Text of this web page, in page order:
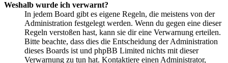
Weshalb wurde ich verwarnt?
In jedem Board gibt es eigene Regeln, die meistens von der
Administration festgelegt werden. Wenn du gegen eine dieser
Regeln verstoßen hast, kann sie dir eine Verwarnung erteilen.
Bitte beachte, dass dies die Entscheidung der Administration
dieses Boards ist und phpBB Limited nichts mit dieser
Verwarnung zu tun hat. Kontaktiere einen Administrator,